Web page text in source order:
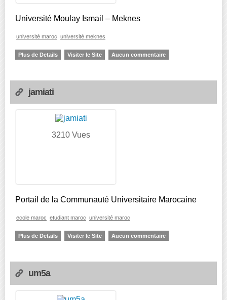
Université Moulay Ismail – Meknes
université maroc université meknes
Plus de Details Visiter le Site Aucun commentaire
jamiati
3210 Vues
Portail de la Communauté Universitaire Marocaine
ecole maroc etudiant maroc université maroc
Plus de Details Visiter le Site Aucun commentaire
um5a